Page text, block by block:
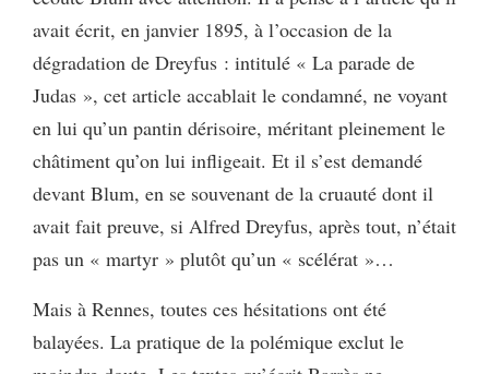
avait écrit, en janvier 1895, à l’occasion de la
dégradation de Dreyfus : intitulé « La parade de
Judas », cet article accablait le condamné, ne voyant
en lui qu’un pantin dérisoire, méritant pleinement le
châtiment qu’on lui infligeait. Et il s’est demandé
devant Blum, en se souvenant de la cruauté dont il
avait fait preuve, si Alfred Dreyfus, après tout, n’était
pas un « martyr » plutôt qu’un « scélérat »…
Mais à Rennes, toutes ces hésitations ont été
balayées. La pratique de la polémique exclut le